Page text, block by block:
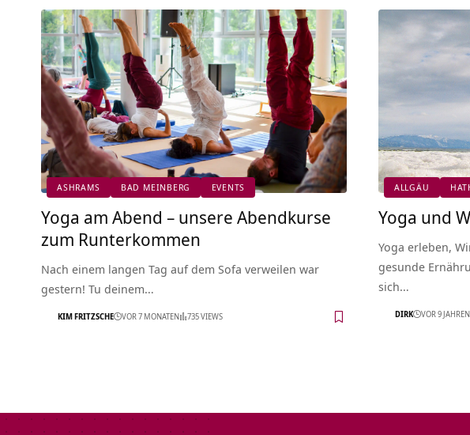
ASHRAMS BAD MEINBERG EVENTS
Yoga am Abend – unsere Abendkurse
zum Runterkommen
Nach einem langen Tag auf dem Sofa verweilen war
gestern! Tu deinem…
KIM FRITZSCHE VOR 7 MONATEN 735 VIEWS
ALLGÄU
Yoga und
Yoga erleben,
gesunde
sich…
DIRK VOR 9 JAHREN